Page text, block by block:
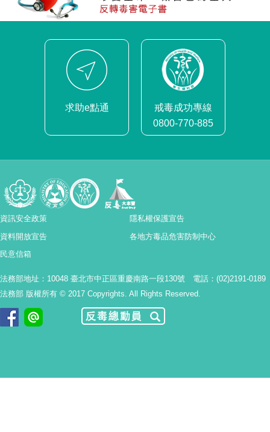
求助e點通
戒毒成功專線
0800-770-885
資訊安全政策
隱私權保護宣告
資料開放宣告
各地方毒品危害防制中心
民意信箱
法務部地址：10048 臺北市中正區重慶南路一段130號 電話：(02)2191-0189
法務部 版權所有 © 2017 Copyrights. All Rights Reserved.